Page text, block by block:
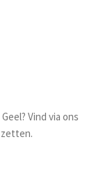
Vind via ons